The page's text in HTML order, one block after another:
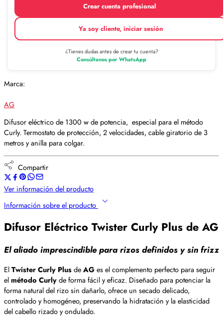
Crear cuenta profesional
Ya soy cliente, iniciar sesión
¿Tienes dudas antes de crear tu cuenta?
Consúltanos por WhatsApp
Marca:
AG
Difusor eléctrico de 1300 w de potencia, especial para el método
Curly. Termostato de protección, 2 velocidades, cable giratorio de 3
metros y anilla para colgar.
Compartir
Ver información del producto
Información sobre el producto
Difusor Eléctrico Twister Curly Plus de AG
El aliado imprescindible para rizos definidos y sin frizz
ElTwister Curly PlusdeAGes el complemento perfecto para seguir
elmétodo Curlyde forma fácil y eficaz. Diseñado para potenciar la
forma natural del rizo sin dañarlo, ofrece un secado delicado,
controlado y homogéneo, preservando la hidratación y la elasticidad
del cabello rizado y ondulado.